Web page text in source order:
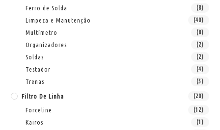
Ferro de Solda (8)
Limpeza e Manutenção (40)
Multímetro (8)
Organizadores (2)
Soldas (2)
Testador (4)
Trenas (5)
Filtro De Linha (20)
Forceline (12)
Kairos (1)